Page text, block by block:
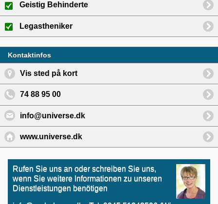
Geistig Behinderte
Legastheniker
Kontaktinfos
Vis sted på kort
74 88 95 00
info@universe.dk
www.universe.dk
Rufen Sie uns an oder schreiben Sie uns,
wenn Sie weitere Informationen zu unseren
Dienstleistungen benötigen